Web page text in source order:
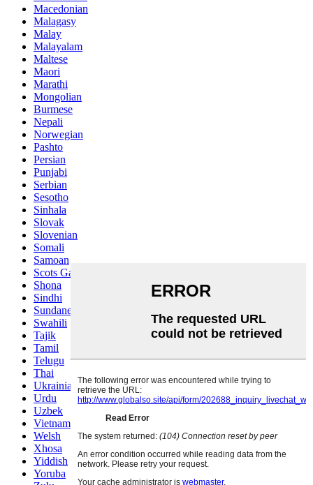
Macedonian
Malagasy
Malay
Malayalam
Maltese
Maori
Marathi
Mongolian
Burmese
Nepali
Norwegian
Pashto
Persian
Punjabi
Serbian
Sesotho
Sinhala
Slovak
Slovenian
Somali
Samoan
Scots Gaelic
Shona
Sindhi
Sundanese
Swahili
Tajik
Tamil
Telugu
Thai
Ukrainian
Urdu
Uzbek
Vietnamese
Welsh
Xhosa
Yiddish
Yoruba